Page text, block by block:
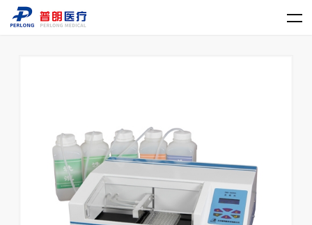
华体会体育_华体会（中国）